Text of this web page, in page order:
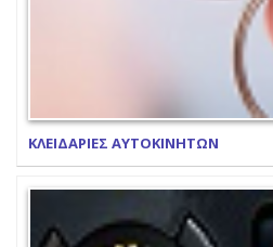
ΚΛΕΙΔΑΡΙΕΣ ΑΥΤΟΚΙΝΗΤΩΝ